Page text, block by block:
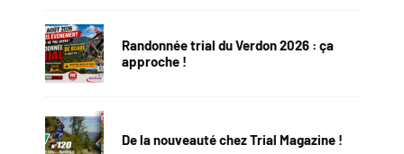
Randonnée trial du Verdon 2026 : ça
approche !
De la nouveauté chez Trial Magazine !